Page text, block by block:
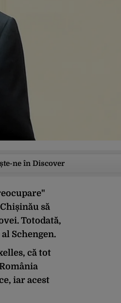
ne în Discover
să
Totodată,
Schengen.
că tot
iar acest